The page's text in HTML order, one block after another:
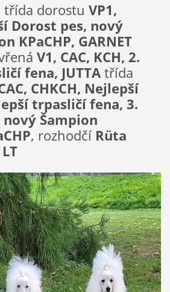
třída dorostu VP1,
Dorost pes, nový
KPaCHP, GARNET
V1, CAC, KCH, 2.
fena, JUTTAtřída
CHKCH, Nejlepší
trpasličí fena, 3.
Šampion
, rozhodčí Rüta